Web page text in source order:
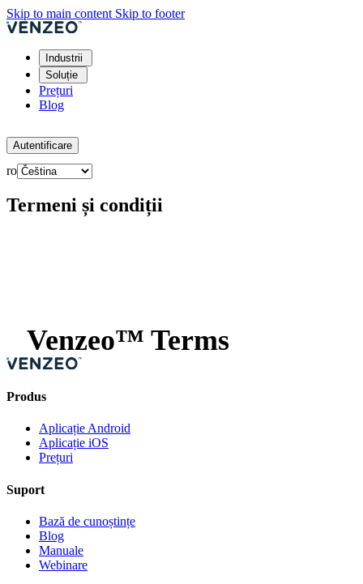
Skip to main content Skip to footer
Industrii
Soluție
Prețuri
Blog
Autentificare
ro
Termeni și condiții
Produs
Aplicație Android
Aplicație iOS
Prețuri
Suport
Bază de cunoștințe
Blog
Manuale
Webinare